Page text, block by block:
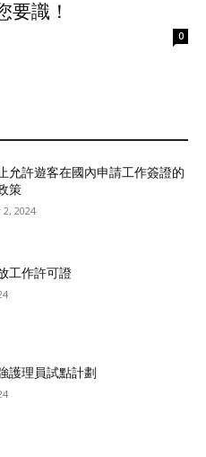
要識！
0
允許遊客在國內申請工作簽證的
策
2024
工作許可證
護理員試點計劃